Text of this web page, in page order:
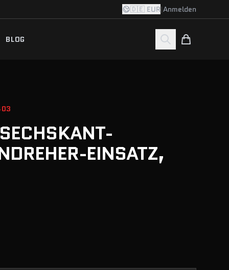
🇩🇪 EUR|Anmelden
BLOG
EINSATZ,